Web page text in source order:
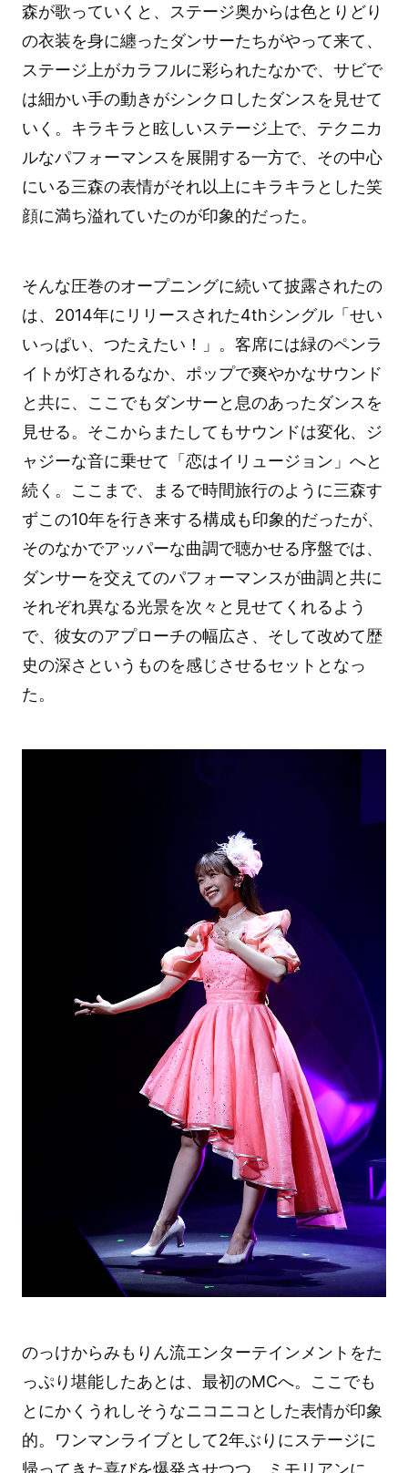
森が歌っていくと、ステージ奥からは色とりどり
の衣装を身に纏ったダンサーたちがやって来て、
ステージ上がカラフルに彩られたなかで、サビで
は細かい手の動きがシンクロしたダンスを見せて
いく。キラキラと眩しいステージ上で、テクニカ
ルなパフォーマンスを展開する一方で、その中心
にいる三森の表情がそれ以上にキラキラとした笑
顔に満ち溢れていたのが印象的だった。
そんな圧巻のオープニングに続いて披露されたの
は、2014年にリリースされた4thシングル「せい
いっぱい、つたえたい！」。客席には緑のペンラ
イトが灯されるなか、ポップで爽やかなサウンド
と共に、ここでもダンサーと息のあったダンスを
見せる。そこからまたしてもサウンドは変化、ジ
ャジーな音に乗せて「恋はイリュージョン」へと
続く。ここまで、まるで時間旅行のように三森す
ずこの10年を行き来する構成も印象的だったが、
そのなかでアッパーな曲調で聴かせる序盤では、
ダンサーを交えてのパフォーマンスが曲調と共に
それぞれ異なる光景を次々と見せてくれるよう
で、彼女のアプローチの幅広さ、そして改めて歴
史の深さというものを感じさせるセットとなっ
た。
のっけからみもりん流エンターテインメントをた
っぷり堪能したあとは、最初のMCへ。ここでも
とにかくうれしそうなニコニコとした表情が印象
的。ワンマンライブとして2年ぶりにステージに
帰ってきた喜びを爆発させつつ、ミモリアンに